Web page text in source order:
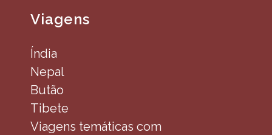
Viagens
Índia
Nepal
Butão
Tibete
Viagens temáticas com